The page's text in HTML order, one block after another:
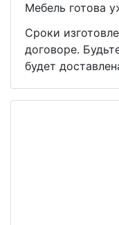
Мебель готова
Сроки
договоре.
будет